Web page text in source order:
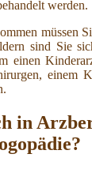
werden.
müssen
sind Sie
einen
einem
in